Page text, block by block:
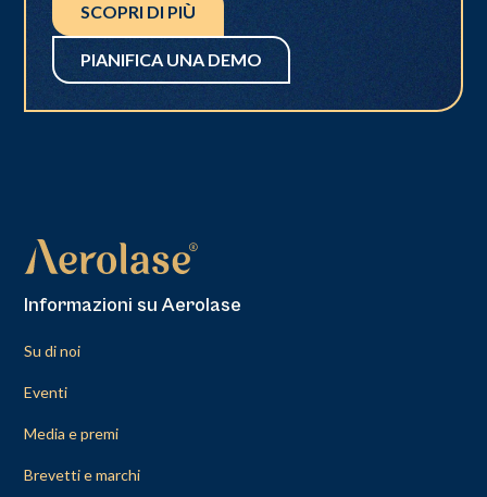
SCOPRI DI PIÙ
PIANIFICA UNA DEMO
Informazioni su Aerolase
Su di noi
Eventi
Media e premi
Brevetti e marchi